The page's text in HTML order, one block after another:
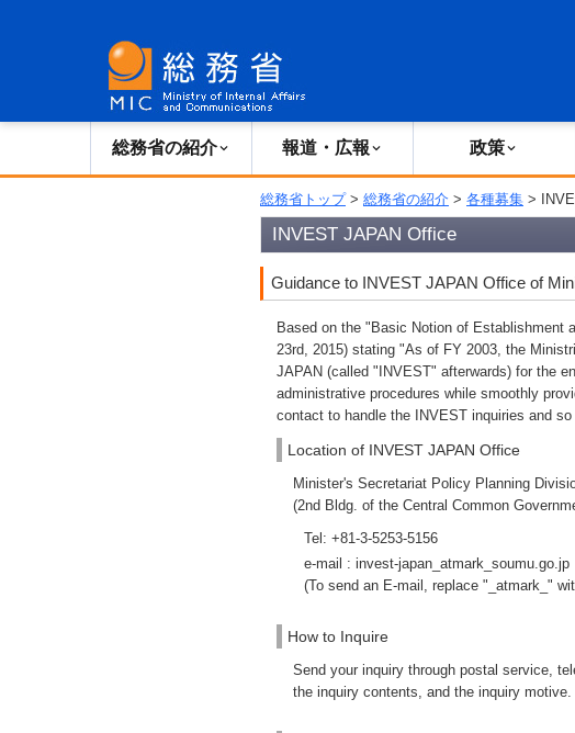
総務省の紹介 報道・広報 政策
総務省トップ> 総務省の紹介 > 各種募集 >
INVEST JAPAN Office
Guidance to INVEST JAPAN Office of
Based on the "Basic Notion of Establishment
23rd, 2015) stating "As of FY 2003, the
JAPAN (called "INVEST" afterwards) for the
administrative procedures while smoothly
contact to handle the INVEST inquiries and
Location of INVEST JAPAN Office
Minister's Secretariat Policy Planning
(2nd Bldg. of the Central Common
Tel: +81-3-5253-5156
e-mail : invest-japan_atmark_soumu.go.jp
(To send an E-mail, replace "_atmark_"
How to Inquire
Send your inquiry through postal service,
the inquiry contents, and the inquiry motive.